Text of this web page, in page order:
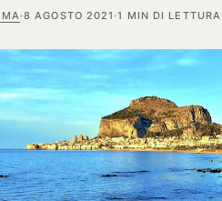
·8 AGOSTO 2021 ·1 MIN DI LETTURA